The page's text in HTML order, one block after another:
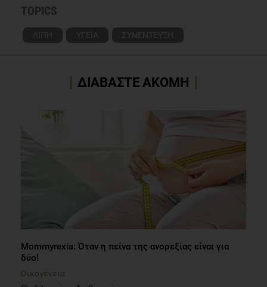
TOPICS
ΛΙΠΗ ΥΓΕΙΑ ΣΥΝΕΝΤΕΥΞΗ
ΔΙΑΒΑΣΤΕ ΑΚΟΜΗ
Mommyrexia: Όταν η πείνα της ανορεξίας είναι για
δύο!
Οικογένεια